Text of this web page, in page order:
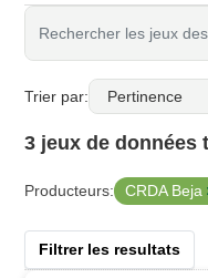
Trier par
3 jeux de données
Producteurs: CRDA Beja
Filtrer les resultats